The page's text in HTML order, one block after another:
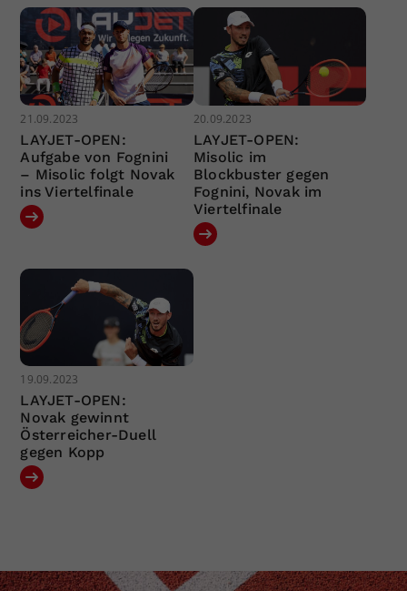
21.09.2023
LAYJET-OPEN:
Aufgabe von Fognini
– Misolic folgt Novak
ins Viertelfinale
20.09.2023
LAYJET-OPEN:
Misolic im
Blockbuster gegen
Fognini, Novak im
Viertelfinale
19.09.2023
LAYJET-OPEN:
Novak gewinnt
Österreicher-Duell
gegen Kopp